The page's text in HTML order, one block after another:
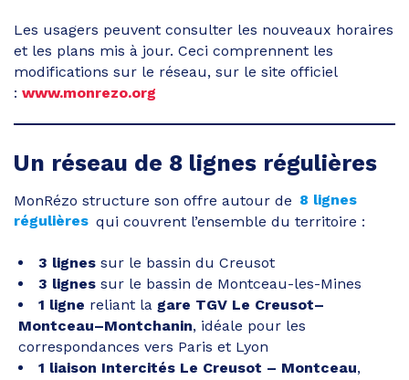
Les usagers peuvent consulter les nouveaux horaires
et les plans mis à jour. Ceci comprennent les
modifications sur le réseau, sur le site officiel
: www.monrezo.org
Un réseau de 8 lignes régulières
MonRézo structure son offre autour de 8 lignes
régulières qui couvrent l’ensemble du territoire :
3 lignes sur le bassin du Creusot
3 lignes sur le bassin de Montceau-les-Mines
1 ligne reliant la gare TGV Le Creusot–
Montceau–Montchanin, idéale pour les
correspondances vers Paris et Lyon
1 liaison Intercités Le Creusot – Montceau,